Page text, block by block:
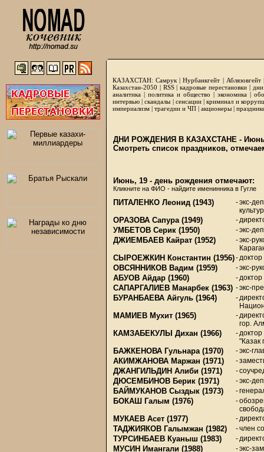
КАЗАХСТАН: Самрук |Нурбанкгейт | Аблязовгейт
Казахстан-2050 | RSS|кадровые перестановки|
аналитика | политика и общество | экономика |
интервью |скандалы | сенсации|криминал и
империализм | трагедии и ЧП | акционеры |
ДНИ РОЖДЕНИЯ В КАЗАХСТАНЕ -
Смотреть список праздников,
Июнь, 19 - день рождения отмечают:
Кликните на ФИО - найдите именинника в Гугле
ПИТАЛЕНКО Леонид (1943) -экс-
ОРАЗОВА Сапура(1949) -
УМБЕТОВ Серик (1950) -экс-
ДЖИЕМБАЕВ Кайрат (1952) -экс-
СЫРОЕЖКИН Константин (1956)-доктор
ОВСЯННИКОВ Вадим (1959) -экс-
АБУОВ Айдар (1960) -
САПАРГАЛИЕВ Манарбек (1963) -экс-
БУРАНБАЕВА Айгуль (1964) -
МАМИЕВ Мухит (1965) -
гор.
КАМЗАБЕКУЛЫ Дихан (1966) -
"Казак
БАЖКЕНОВА Гульнара(1970) -экс-
АКИМЖАНОВА Маржан (1971) -
ДЖАНГИЛЬДИН Алиби (1971) -
ДЮСЕМБИНОВ Берик (1971) -экс-
БАЙМУКАНОВ Сыздык (1973) -
БОКАШ Галым (1976) -
МУКАЕВ Асет (1977) -
ТАДЖИЯКОВ Галымжан (1982) -член
ТУРСИНБАЕВ Куаныш (1983) -
МУСИН Имангали (1988) -экс-